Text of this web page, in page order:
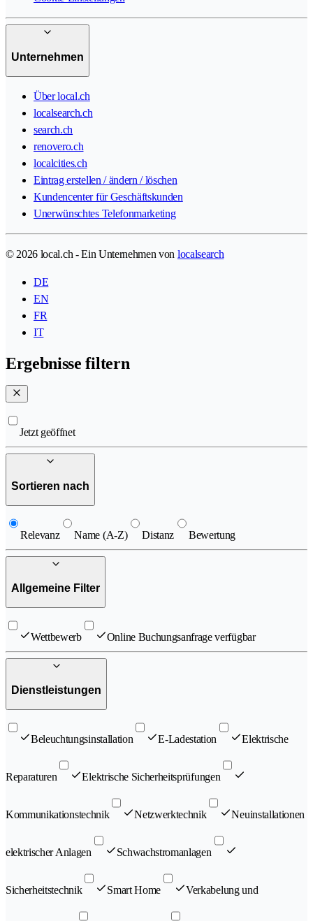
Unternehmen
Über local.ch
localsearch.ch
search.ch
renovero.ch
localcities.ch
Eintrag erstellen / ändern / löschen
Kundencenter für Geschäftskunden
Unerwünschtes Telefonmarketing
© 2026 local.ch - Ein Unternehmen von localsearch
DE
EN
FR
IT
Ergebnisse filtern
Jetzt geöffnet
Sortieren nach
Relevanz Name (A-Z) Distanz Bewertung
Allgemeine Filter
Wettbewerb Online Buchungsanfrage verfügbar
Dienstleistungen
Beleuchtungsinstallation E-Ladestation Elektrische
Reparaturen Elektrische Sicherheitsprüfungen
Kommunikationstechnik Netzwerktechnik Neuinstallationen
elektrischer Anlagen Schwachstromanlagen
Sicherheitstechnik Smart Home Verkabelung und